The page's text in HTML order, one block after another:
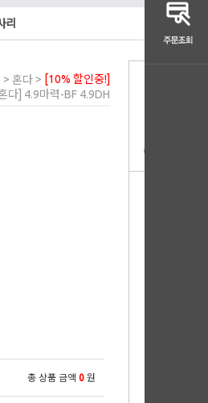
리
> 혼다 > [10% 할인중!]
다] 4.9마력-BF 4.9DH
총 상품 금액 0 원